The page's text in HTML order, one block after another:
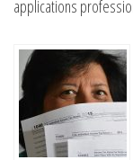
applications